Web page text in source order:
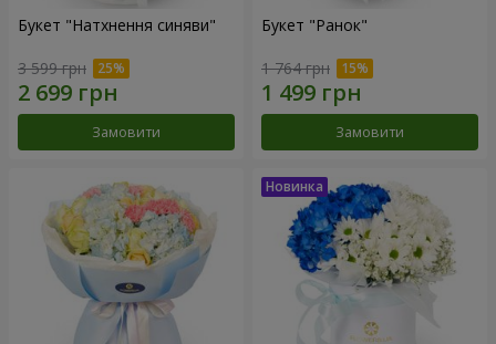
Букет "Натхнення синяви"
3 599 грн
Замовити
Букет "Ранок"
1 764 грн
Замовити